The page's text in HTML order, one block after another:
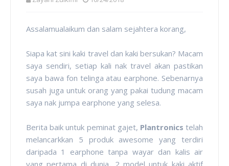
Assalamualaikum dan salam sejahtera korang,
Siapa kat sini kaki travel dan kaki bersukan? Macam
saya sendiri, setiap kali nak travel akan pastikan
saya bawa fon telinga atau earphone. Sebenarnya
susah juga untuk orang yang pakai tudung macam
saya nak jumpa earphone yang selesa.
Berita baik untuk peminat gajet, Plantronicstelah
melancarkkan 5 produk awesome yang terdiri
daripada 1 earphone tanpa wayar dan kalis air
yang pertama di dunia, 2 model untuk kaki aktif